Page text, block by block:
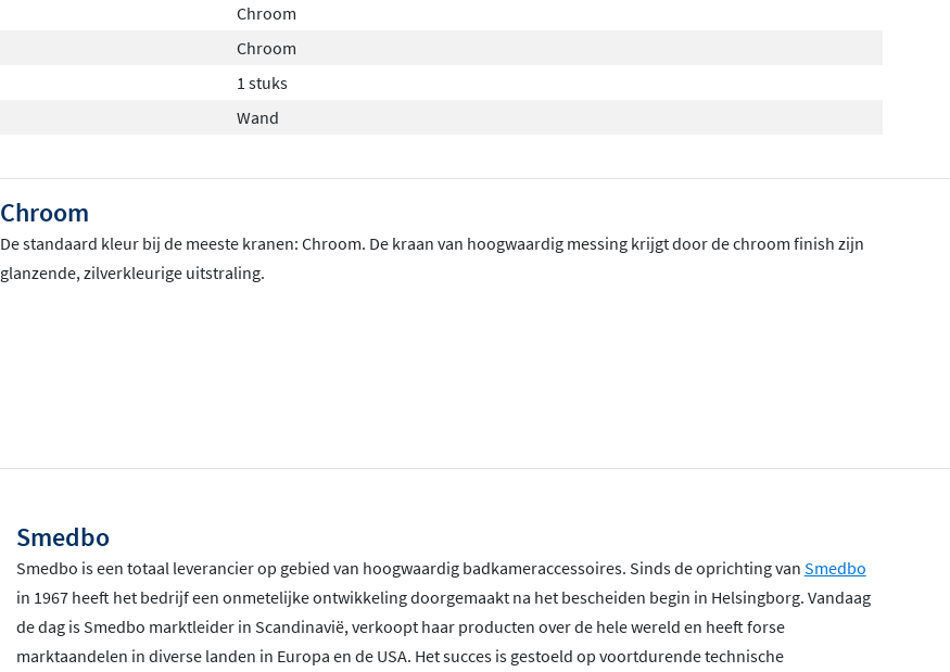
Chroom
Chroom
1 stuks
Wand
Chroom
De standaard kleur bij de meeste kranen: Chroom. De kraan van hoogwaardig messing krijgt door de chroom finish zijn
glanzende, zilverkleurige uitstraling.
Smedbo
Smedbo is een totaal leverancier op gebied van hoogwaardig badkameraccessoires. Sinds de oprichting van Smedbo
in 1967 heeft het bedrijf een onmetelijke ontwikkeling doorgemaakt na het bescheiden begin in Helsingborg. Vandaag
de dag is Smedbo marktleider in Scandinavië, verkoopt haar producten over de hele wereld en heeft forse
marktaandelen in diverse landen in Europa en de USA. Het succes is gestoeld op voortdurende technische